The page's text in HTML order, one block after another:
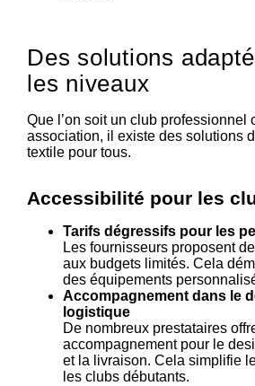
Des solutions
les niveaux
Que l’on soit un club professionnel
association, il existe des solutions
textile pour tous.
Accessibilité pour les
Tarifs dégressifs pour les
Les fournisseurs proposent
aux budgets limités. Cela
des équipements
Accompagnement dans le
logistique
De nombreux prestataires
accompagnement pour le
et la livraison. Cela simplifie
les clubs débutants.